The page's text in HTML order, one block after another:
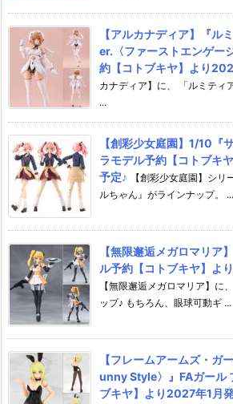
【アルカナディア】『
er.〈ファーストエンゲー
約【コトブキヤ】より
カナディア】に、 「ルミティ
...
【創彩少女庭園】1/10『
ラモデル予約【コトブキ
予定♪
【創彩少女庭園】シ
ルちゃん』がラインナップ。 ...
【無限邂逅メガロマリア
ル予約【コトブキヤ】よ
【無限邂逅メガロマリア】に
ップ♪ もちろん、眼球可動ギ ...
【フレームアームズ・ガ
unny Style〉』FAガール
ブキヤ】より2027年1月